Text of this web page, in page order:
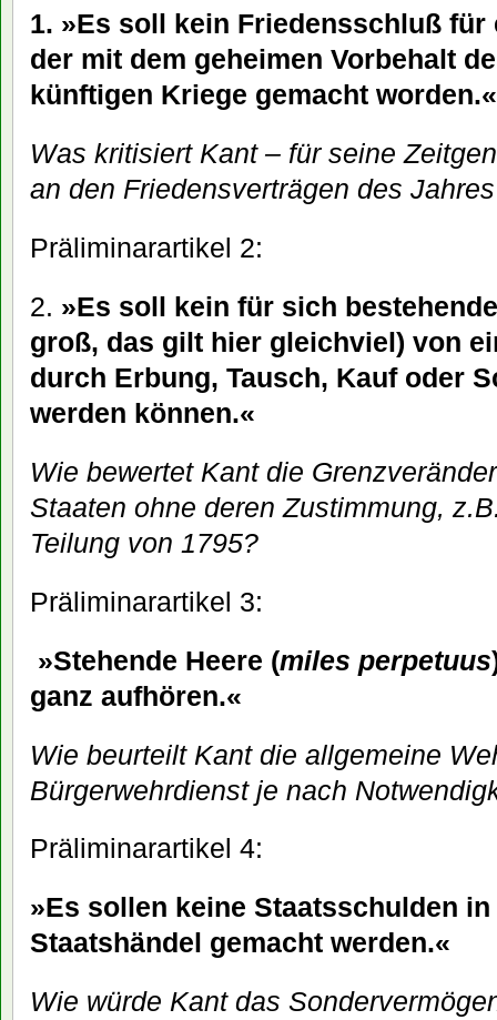
1. »Es soll kein Friedensschluß für
der mit dem geheimen Vorbehalt
künftigen Kriege gemacht worden.«
Was kritisiert Kant – für seine
an den Friedensverträgen des
Präliminarartikel 2:
2. »Es soll kein für sich
groß, das gilt hier gleichviel) von
durch Erbung, Tausch, Kauf oder
werden können.«
Wie bewertet Kant die
Staaten ohne deren Zustimmung,
Teilung von 1795?
Präliminarartikel 3:
»Stehende Heere (miles perpetuus
ganz aufhören.«
Wie beurteilt Kant die allgemeine
Bürgerwehrdienst je nach
Präliminarartikel 4:
»Es sollen keine Staatsschulden
Staatshändel gemacht werden.«
Wie würde Kant das